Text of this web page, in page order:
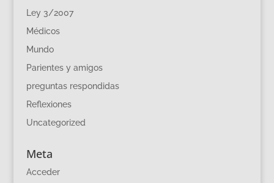
Ley 3/2007
Médicos
Mundo
Parientes y amigos
preguntas respondidas
Reflexiones
Uncategorized
Meta
Acceder